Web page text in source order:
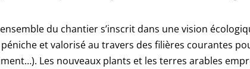
du chantier s’inscrit dans une vision
et valorisé au travers des filières courantes
Les nouveaux plants et les terres arables